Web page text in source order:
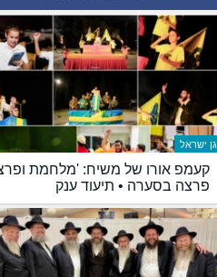
גן ישראל
קעמפ אורו של משיח: 'מלחמת
פרצה בסערה • תיעוד ענק